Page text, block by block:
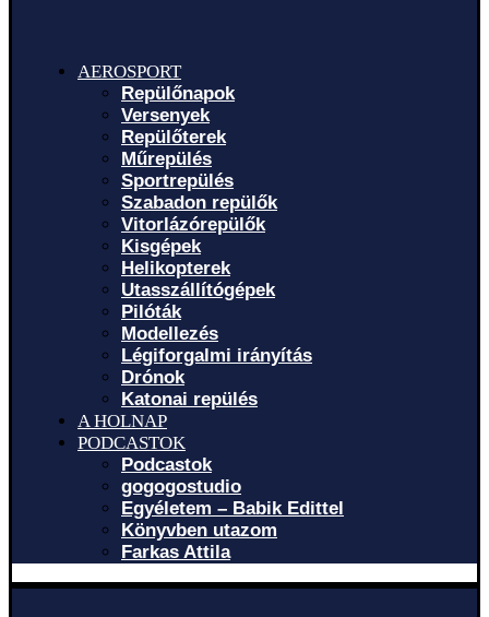
AEROSPORT
Repülőnapok
Versenyek
Repülőterek
Műrepülés
Sportrepülés
Szabadon repülők
Vitorlázórepülők
Kisgépek
Helikopterek
Utasszállítógépek
Pilóták
Modellezés
Légiforgalmi irányítás
Drónok
Katonai repülés
A HOLNAP
PODCASTOK
Podcastok
gogogostudio
Egyéletem – Babik Edittel
Könyvben utazom
Farkas Attila